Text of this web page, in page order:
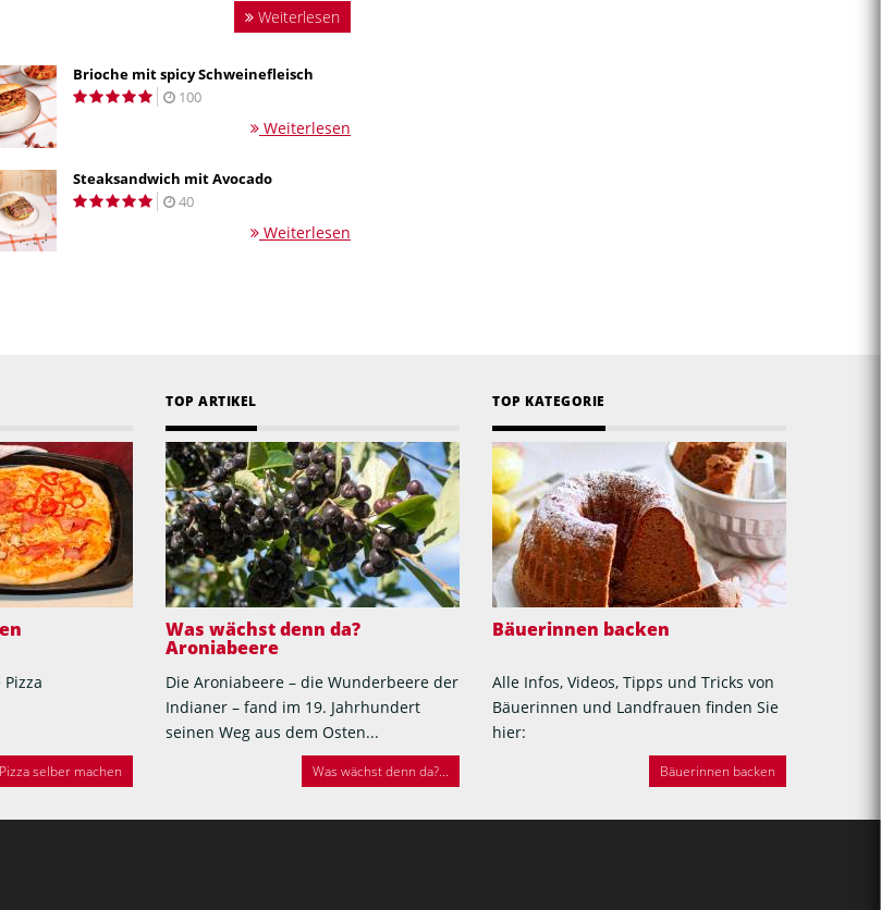
Weiterlesen
Brioche mit spicy Schweinefleisch
100
Weiterlesen
Steaksandwich mit Avocado
40
Weiterlesen
Pizza selber machen
TOP ARTIKEL
Was wächst denn da?
Aroniabeere
Die Aroniabeere – die Wunderbeere der
Indianer – fand im 19. Jahrhundert
seinen Weg aus dem Osten...
Was wächst denn da?...
TOP KATEGORIE
Bäuerinnen backen
Alle Infos, Videos, Tipps und Tricks von
Bäuerinnen und Landfrauen finden Sie
hier:
Bäuerinnen backen